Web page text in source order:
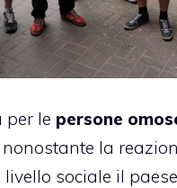
per le persone
la
livello sociale il